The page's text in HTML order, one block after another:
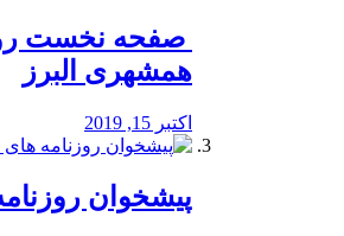
صفحه نخست
همشهری البرز
اکتبر 15, 2019
پیشخوان